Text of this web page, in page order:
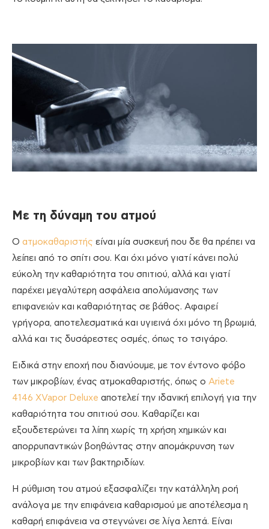
Με τη δύναμη του ατμού
Ο ατμοκαθαριστής είναι μία συσκευή που δε θα πρέπει να
λείπει από το σπίτι σου. Και όχι μόνο γιατί κάνει πολύ
εύκολη την καθαριότητα του σπιτιού, αλλά και γιατί
παρέχει μεγαλύτερη ασφάλεια απολύμανσης των
επιφανειών και καθαριότητας σε βάθος. Αφαιρεί
γρήγορα, αποτελεσματικά και υγιεινά όχι μόνο τη βρωμιά,
αλλά και τις δυσάρεστες οσμές, όπως το τσιγάρο.
Ειδικά στην εποχή που διανύουμε, με τον έντονο φόβο
των μικροβίων, ένας ατμοκαθαριστής, όπως ο Ariete
4146 XVapor Deluxe αποτελεί την ιδανική επιλογή για την
καθαριότητα του σπιτιού σου. Καθαρίζει και
εξουδετερώνει τα λίπη χωρίς τη χρήση χημικών και
απορρυπαντικών βοηθώντας στην απομάκρυνση των
μικροβίων και των βακτηριδίων.
Η ρύθμιση του ατμού εξασφαλίζει την κατάλληλη ροή
ανάλογα με την επιφάνεια καθαρισμού με αποτέλεσμα η
καθαρή επιφάνεια να στεγνώνει σε λίγα λεπτά. Είναι